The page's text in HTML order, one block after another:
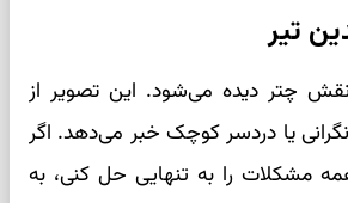
تیر
چتر دیده می‌شود. این تصویر از
یا دردسر کوچک خبر می‌دهد. اگر
مشکلات را به تنهایی حل کنی، به